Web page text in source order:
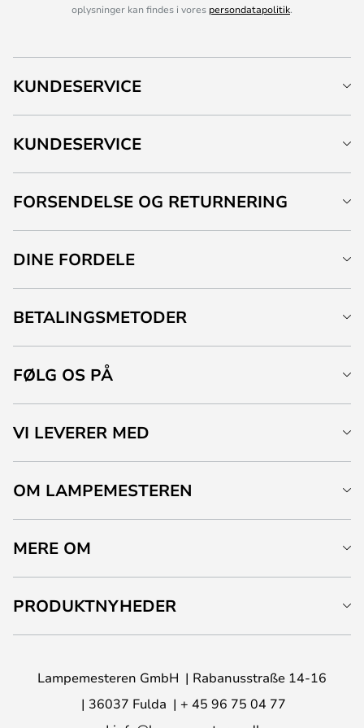
oplysninger kan findes i vores persondatapolitik.
KUNDESERVICE
KUNDESERVICE
FORSENDELSE OG RETURNERING
DINE FORDELE
BETALINGSMETODER
FØLG OS PÅ
VI LEVERER MED
OM LAMPEMESTEREN
MERE OM
PRODUKTNYHEDER
Lampemesteren GmbH
Rabanusstraße 14-16
36037 Fulda
+ 45 96 75 04 77